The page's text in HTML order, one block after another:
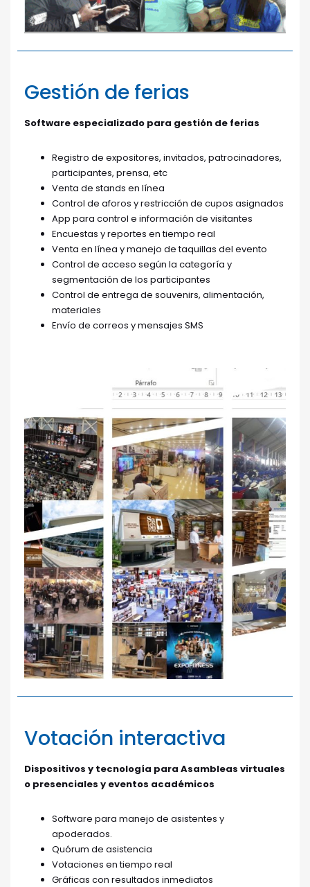
Gestión de ferias
Software especializado para gestión de ferias
Registro de expositores, invitados, patrocinadores,
participantes, prensa, etc
Venta de stands en línea
Control de aforos y restricción de cupos asignados
App para control e información de visitantes
Encuestas y reportes en tiempo real
Venta en línea y manejo de taquillas del evento
Control de acceso según la categoría y
segmentación de los participantes
Control de entrega de souvenirs, alimentación,
materiales
Envío de correos y mensajes SMS
Votación interactiva
Dispositivos y tecnología para Asambleas virtuales
o presenciales y eventos académicos
Software para manejo de asistentes y
apoderados.
Quórum de asistencia
Votaciones en tiempo real
Gráficas con resultados inmediatos